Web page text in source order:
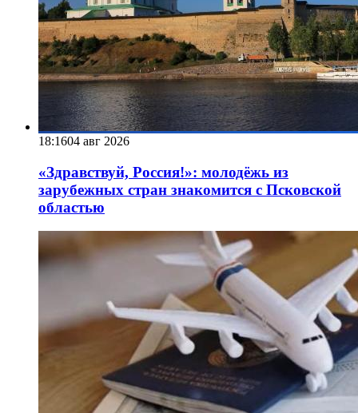
18:1604 авг 2026
«Здравствуй, Россия!»: молодёжь из
зарубежных стран знакомится с Псковской
областью